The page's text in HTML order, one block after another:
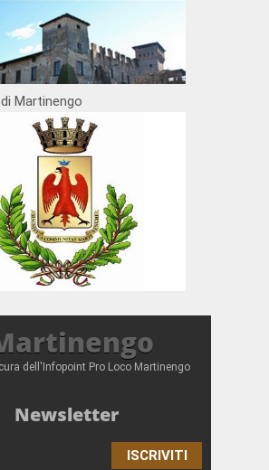
Martinengo
dell'Infopoint Pro Loco Martinengo
Newsletter
ISCRIVITI